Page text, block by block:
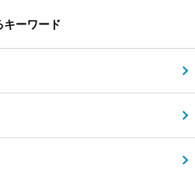
キーワード